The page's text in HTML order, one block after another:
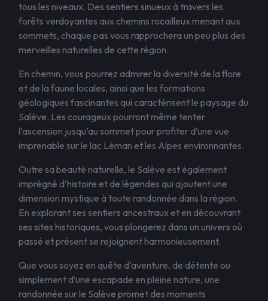
tous les niveaux. Des sentiers sinueux à travers les
forêts verdoyantes aux chemins rocailleux menant aux
sommets, chaque pas vous rapprochera un peu plus des
merveilles naturelles de cette région.
En chemin, vous pourrez admirer la diversité de la flore
et de la faune locales, ainsi que les formations
géologiques fascinantes qui caractérisent le paysage du
Salève. Les courageux pourront même tenter
l’ascension jusqu’au sommet pour profiter d’une vue
imprenable sur le lac Léman et les Alpes environnantes.
Outre sa beauté naturelle, le Salève est également
imprégné d’histoire et de légendes qui ajoutent une
dimension mystique à toute randonnée dans la région.
En explorant ses sentiers ancestraux et en découvrant
ses sites historiques, vous plongerez dans un univers où
passé et présent se rejoignent harmonieusement.
Que vous soyez en quête d’aventure, de détente ou
simplement d’une escapade en pleine nature, une
randonnée sur le Salève promet des moments